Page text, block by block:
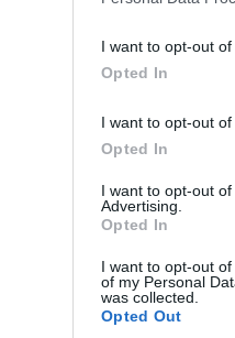
I want to opt-out
Opted In
I want to opt-out
Opted In
I want to opt-out
Advertising.
Opted In
I want to opt-out
of my Personal
was collected.
Opted Out
INTERESSARE
Colori Primari: quali
sono e come